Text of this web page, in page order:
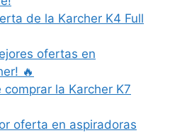
de la Karcher K4 Full
ofertas en
🔥
la Karcher K7
oferta en aspiradoras